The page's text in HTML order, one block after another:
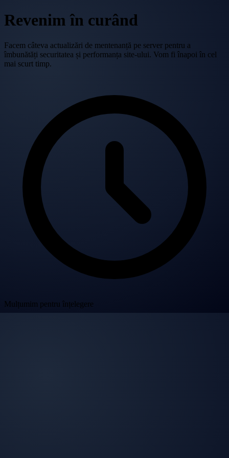
Revenim în curând
Facem câteva actualizări de mentenanță pe server pentru a
îmbunătăți securitatea și performanța site-ului. Vom fi înapoi în cel
mai scurt timp.
Mulțumim pentru înțelegere